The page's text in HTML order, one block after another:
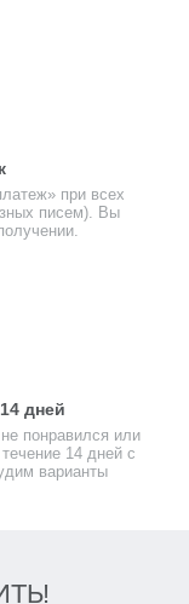
при всех
писем). Вы
дней
понравился или
14 дней с
варианты